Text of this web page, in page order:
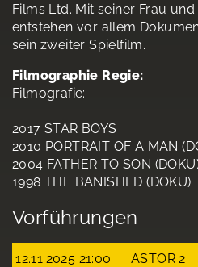
Films Ltd. Mit seiner Frau
entstehen vor allem
sein zweiter Spielfilm.
Filmographie Regie:
Filmografie:
2017 STAR BOYS
2010 PORTRAIT OF A MAN
2004 FATHER TO SON
1998 THE BANISHED (DOKU)
Vorführungen
12.11.2025 21:00 ASTOR 2